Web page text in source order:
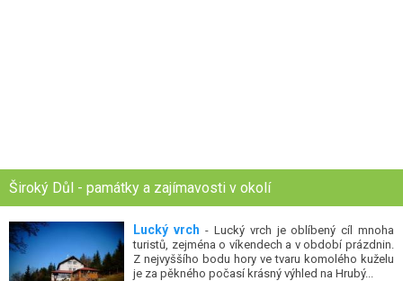
Široký Důl - památky a zajímavosti v okolí
Lucký vrch - Lucký vrch je oblíbený cíl mnoha
turistů, zejména o víkendech a v období prázdnin.
Z nejvyššího bodu hory ve tvaru komolého kuželu
je za pěkného počasí krásný výhled na Hrubý...